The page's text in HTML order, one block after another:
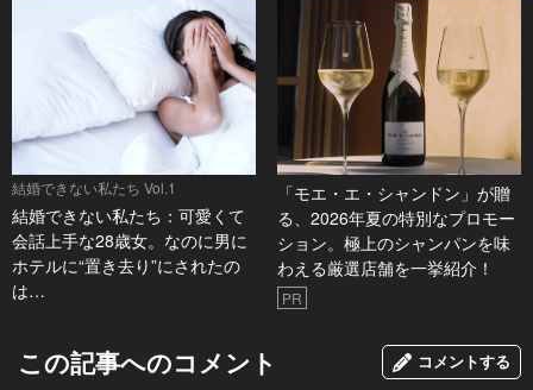
結婚できない私たち Vol.1
結婚できない私たち：可愛くて
会話上手な28歳女。なのに男に
ホテルに“置き去り”にされたの
は…
「モエ・エ・シャンドン」が贈
る、2026年夏の特別なプロモー
ション。極上のシャンパンを味
わえる厳選店舗を一挙紹介！
PR
この記事へのコメント コメントする